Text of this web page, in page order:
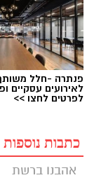
פנתרה -חלל
לאירועים עסקיים
לפרטים לחצו >>
כתבות נוספות
אהבנו ברשת